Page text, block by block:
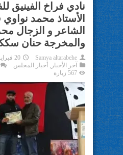
نادي فراخ الفينيق
الأستاذ محمد نواوي
الشاعر و الزجال
والمخرجة حنان
Samya altarabehe
20 فبراير، 2023
آخر الأخبار , أخبار المجلس
567 زيارة